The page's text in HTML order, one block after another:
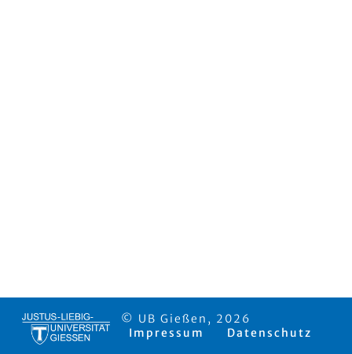
© UB Gießen, 2026
Impressum
Datenschutz